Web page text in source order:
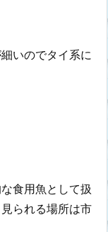
いのでタイ系に
食用魚として扱
られる場所は市